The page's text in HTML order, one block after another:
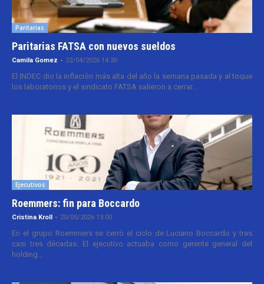
Paritarias
Paritarias FATSA con nuevos sueldos
Camila Gomez - 22/04/2026 14:30
El INDEC dio la inflación más alta del año la semana pasada y al toque
los laboratorios y el sindicato FATSA salieron a cerrar...
Ejecutivos
Roemmers: fin para Boccardo
Cristina Kroll - 20/05/2026 13:00
En el grupo Roemmers se cerró el ciclo de Luciano Boccardo y tras
casi tres décadas. El ejecutivo actuaba como gerente general del
holding...